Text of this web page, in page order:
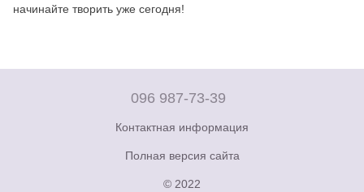
начинайте творить уже сегодня!
096 987-73-39
Контактная информация
Полная версия сайта
© 2022